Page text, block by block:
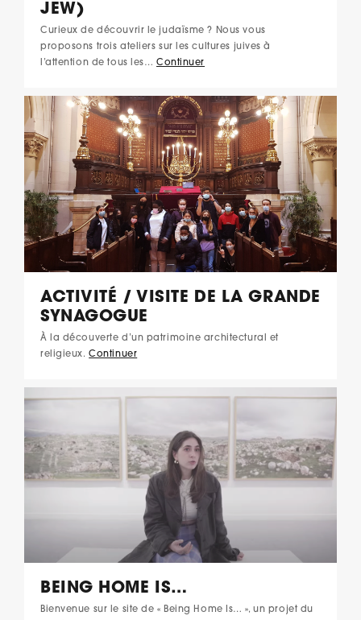
JEW)
Curieux de découvrir le judaïsme ? Nous vous
proposons trois ateliers sur les cultures juives à
l’attention de tous les… Continuer
ACTIVITÉ / VISITE DE LA GRANDE
SYNAGOGUE
À la découverte d’un patrimoine architectural et
religieux. Continuer
BEING HOME IS…
Bienvenue sur le site de « Being Home Is… », un projet du